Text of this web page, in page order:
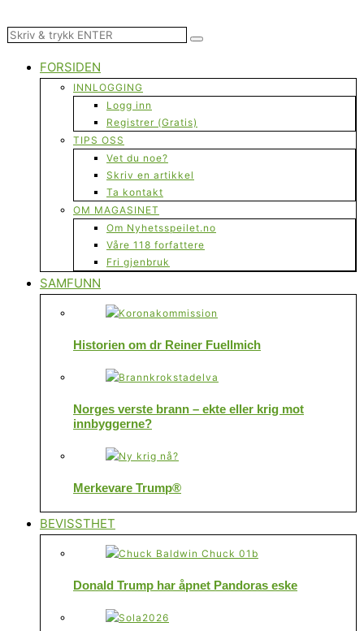
FORSIDEN
INNLOGGING
Logg inn
Registrer (Gratis)
TIPS OSS
Vet du noe?
Skriv en artikkel
Ta kontakt
OM MAGASINET
Om Nyhetsspeilet.no
Våre 118 forfattere
Fri gjenbruk
SAMFUNN
Historien om dr Reiner Fuellmich
Norges verste brann – ekte eller krig mot
innbyggerne?
Merkevare Trump®
BEVISSTHET
Donald Trump har åpnet Pandoras eske